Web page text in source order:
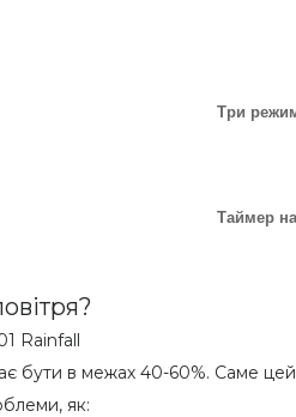
Три
Таймер
бути в межах 40-60%. Саме
як: